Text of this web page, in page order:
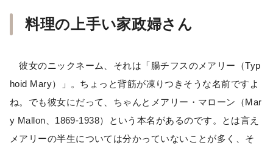
料理の上手い家政婦さん
彼女のニックネーム、それは「腸チフスのメアリー（Typ
hoid Mary）」。ちょっと背筋が凍りつきそうな名前ですよ
ね。でも彼女にだって、ちゃんとメアリー・マローン（Mar
y Mallon、1869-1938）という本名があるのです。とは言え
メアリーの半生については分かっていないことが多く、そ